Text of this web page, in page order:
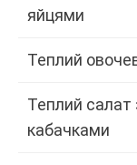
яйцями
Теплий
Теплий салат
кабачками